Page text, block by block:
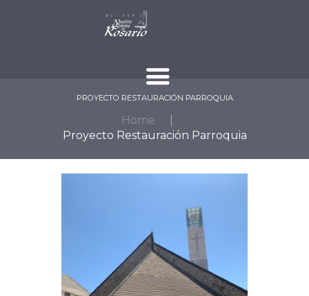
PROYECTO RESTAURACIÓN PARROQUIA
Home
Proyecto Restauración Parroquia